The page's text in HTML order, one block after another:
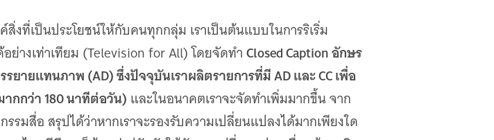
งที่เป็นประโยชน์ให้กับคนทุกกลุ่ม เราเป็นต้นแบบในการริเริ่ม
ย่างเท่าเทียม (Television for All) โดยจัดทำClosed Caption อักษร
ยายแทนภาพ (AD) ซึ่งปัจจุบันเราผลิตรายการที่มี AD และ CC เพื่อ
กกว่า 180 นาทีต่อวัน) และในอนาคตเราจะจัดทำเพิ่มมากขึ้น จาก
มสื่อ สรุปได้ว่าหากเราจะรองรับความเปลี่ยนแปลงได้มากเพียงใด